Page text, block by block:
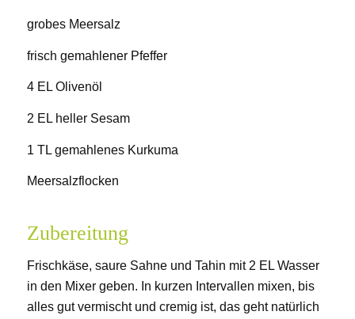
grobes Meersalz
frisch gemahlener Pfeffer
4 EL Olivenöl
2 EL heller Sesam
1 TL gemahlenes Kurkuma
Meersalzflocken
Zubereitung
Frischkäse, saure Sahne und Tahin mit 2 EL Wasser
in den Mixer geben. In kurzen Intervallen mixen, bis
alles gut vermischt und cremig ist, das geht natürlich